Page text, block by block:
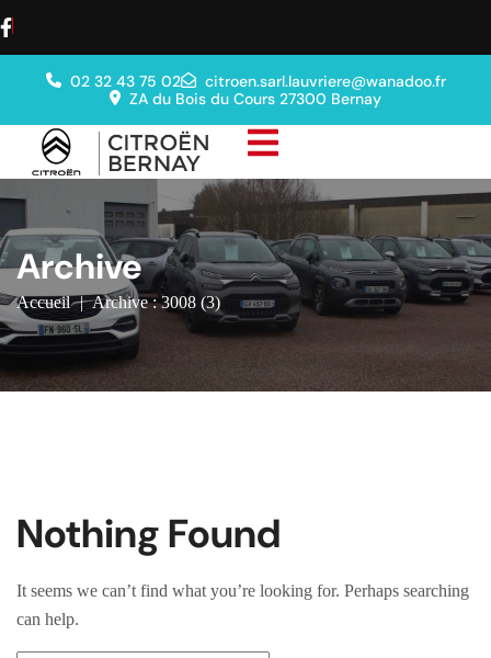
02 32 43 75 02
citroen.sarl.lauvriere@wanadoo.fr
ZA du Bois du Cours 27300 Bernay
Archive
Accueil | Archive : 3008 (3)
Nothing Found
It seems we can’t find what you’re looking for. Perhaps searching
can help.